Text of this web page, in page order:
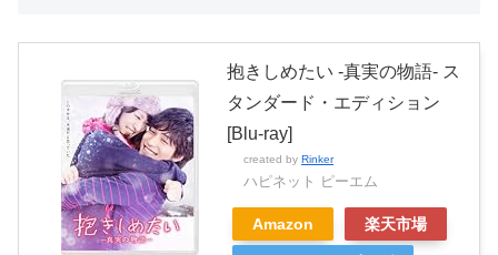
抱きしめたい -真実の物語- ス
タンダード・エディション
[Blu-ray]
created by Rinker
ハピネット ピーエム
Amazon 楽天市場